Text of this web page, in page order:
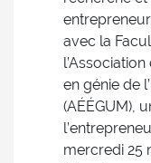
avec la
en génie de
(AÉÉGUM),
mercredi 25